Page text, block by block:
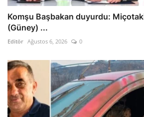
Komşu Başbakan duyurdu:
(Güney) ...
Editör Ağustos 6, 2026 0